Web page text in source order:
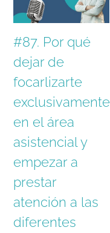
#87. Por qué
dejar de
focarlizarte
exclusivamente
en el área
asistencial y
empezar a
prestar
atención a las
diferentes